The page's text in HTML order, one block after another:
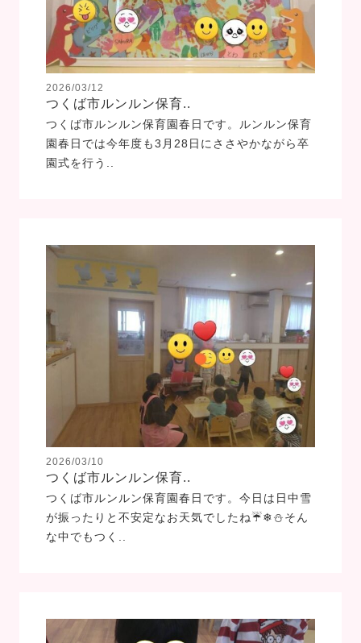
2026/03/12
つくば市ルンルン保育..
つくば市ルンルン保育園春日です。ルンルン保育
園春日では今年度も3月28日にささやかながら卒
園式を行う..
2026/03/10
つくば市ルンルン保育..
つくば市ルンルン保育園春日です。今日は日中雪
が振ったりと不安定なお天気でしたね☔❄⛄そん
な中でもつく..